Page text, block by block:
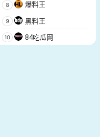
爆料王
黑料王
84吃瓜网